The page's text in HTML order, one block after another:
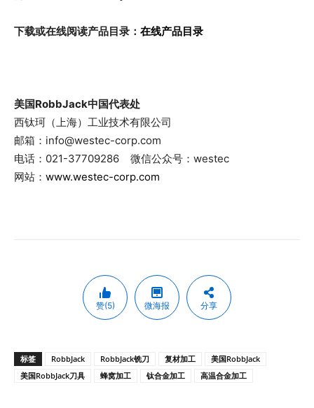
下载或在线阅读产品目录： 在线产品目录
美国RobbJack中国代表处
西钛珂（上海）工业技术有限公司
邮箱：info@westec-corp.com
电话：021-37709286 微信公众号：westec
网站： www.westec-corp.com
赞(5) 微海报 分享
标签 RobbJack RobbJack铣刀 复材加工
美国RobbJack
美国RobbJack刀具
蜂窝加工 钛合金加工 高温合金加工